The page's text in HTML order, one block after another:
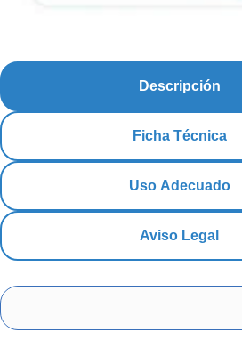
Descripción
Ficha Técnica
Uso Adecuado
Aviso Legal